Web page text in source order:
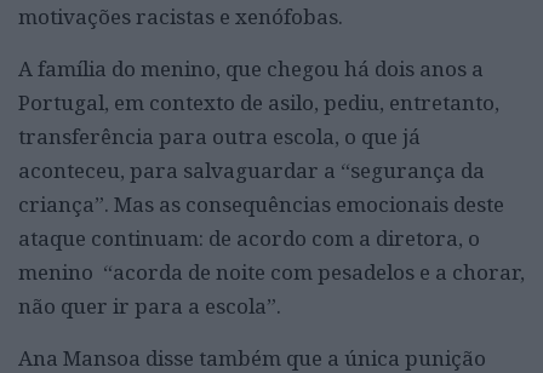
motivações racistas e xenófobas.
A família do menino, que chegou há dois anos a
Portugal, em contexto de asilo, pediu, entretanto,
transferência para outra escola, o que já
aconteceu, para salvaguardar a “segurança da
criança”. Mas as consequências emocionais deste
ataque continuam: de acordo com a diretora, o
menino “acorda de noite com pesadelos e a chorar,
não quer ir para a escola”.
Ana Mansoa disse também que a única punição